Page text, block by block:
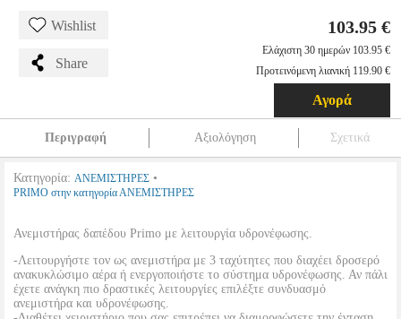
Wishlist
Share
103.95 €
Ελάχιστη 30 ημερών 103.95 €
Προτεινόμενη λιανική 119.90 €
Αγορά
Περιγραφή Αξιολόγηση Σχετικά
Κατηγορία: ΑΝΕΜΙΣΤΗΡΕΣ •
PRIMO στην κατηγορία ΑΝΕΜΙΣΤΗΡΕΣ
Ανεμιστήρας δαπέδου Primo με λειτουργία υδρονέφωσης.
-Λειτουργήστε τον ως ανεμιστήρα με 3 ταχύτητες που διαχέει δροσερό
ανακυκλώσιμο αέρα ή ενεργοποιήστε το σύστημα υδρονέφωσης. Αν πάλι
έχετε ανάγκη πιο δραστικές λειτουργίες επιλέξτε συνδυασμό
ανεμιστήρα και υδρονέφωσης.